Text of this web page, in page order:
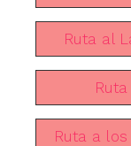
Ruta al
Ruta a